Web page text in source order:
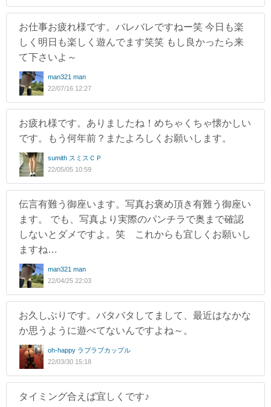
お仕事お疲れ様です。バレバレですねー笑 今日も楽
しく明日も楽しく遊んでます笑笑 もし良かったら来
て下さいよ～
man321 man
22/07/16 12:27
お疲れ様です。ありましたね！めちゃくちゃ懐かしい
です。もう何年前？またよろしくお願いします。
sumith スミスＣＰ
22/05/05 10:59
伝言有難う御座います。写真お褒め頂き有難う御座い
ます。 でも、写真より実際のパンチラで奥まで確認
しないとダメですよ。笑 これからも宜しくお願いし
ますね…
man321 man
22/04/25 22:03
お久しぶりです。バタバタしてまして、最近はなかな
か思うように遊べてないんですよね～。
oh-happy ラブラブカップル
22/03/30 15:18
タイミング合えば宜しくです♪